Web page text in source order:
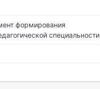
формирования
специальности